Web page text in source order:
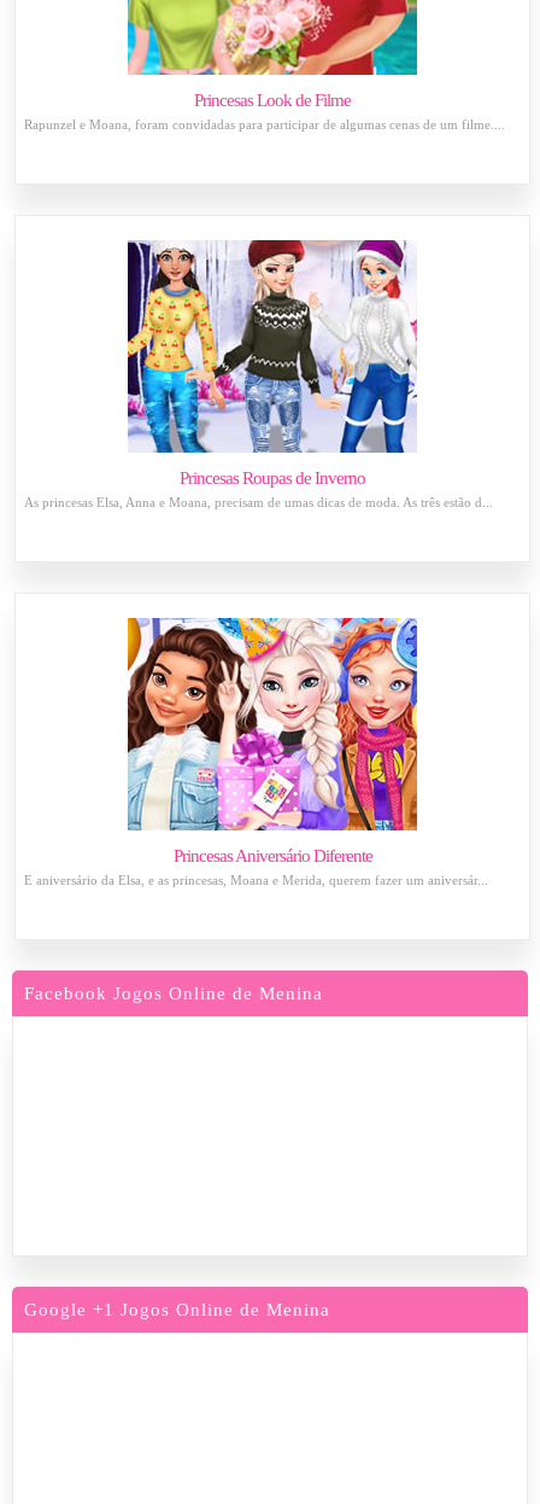
Princesas Look de Filme
Rapunzel e Moana, foram convidadas para participar de algumas cenas de um filme....
Princesas Roupas de Inverno
As princesas Elsa, Anna e Moana, precisam de umas dicas de moda. As três estão d...
Princesas Aniversário Diferente
É aniversário da Elsa, e as princesas, Moana e Merida, querem fazer um aniversár...
Facebook Jogos Online de Menina
Google +1 Jogos Online de Menina